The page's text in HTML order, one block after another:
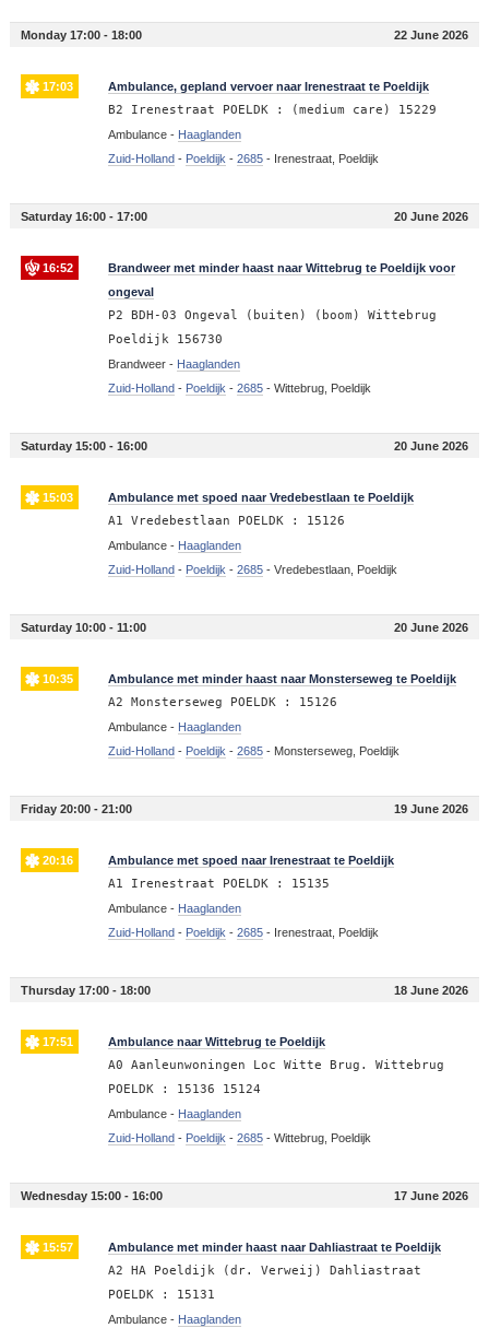
Monday 17:00 - 18:00 22 June 2026
17:03 Ambulance, gepland vervoer naar Irenestraat te Poeldijk
B2 Irenestraat POELDK : (medium care) 15229
Ambulance - Haaglanden
Zuid-Holland - Poeldijk- 2685- Irenestraat, Poeldijk
Saturday 16:00 - 17:00 20 June 2026
16:52
Brandweer met minder haast naar Wittebrug te Poeldijk voor
ongeval
P2 BDH-03 Ongeval (buiten) (boom) Wittebrug
Poeldijk 156730
Brandweer - Haaglanden
Zuid-Holland - Poeldijk- 2685- Wittebrug, Poeldijk
Saturday 15:00 - 16:00 20 June 2026
15:03 Ambulance met spoed naar Vredebestlaan te Poeldijk
A1 Vredebestlaan POELDK : 15126
Ambulance - Haaglanden
Zuid-Holland - Poeldijk- 2685- Vredebestlaan, Poeldijk
Saturday 10:00 - 11:00 20 June 2026
10:35 Ambulance met minder haast naar Monsterseweg te Poeldijk
A2 Monsterseweg POELDK : 15126
Ambulance - Haaglanden
Zuid-Holland - Poeldijk- 2685- Monsterseweg, Poeldijk
Friday 20:00 - 21:00 19 June 2026
20:16 Ambulance met spoed naar Irenestraat te Poeldijk
A1 Irenestraat POELDK : 15135
Ambulance - Haaglanden
Zuid-Holland - Poeldijk- 2685- Irenestraat, Poeldijk
Thursday 17:00 - 18:00 18 June 2026
17:51 Ambulance naar Wittebrug te Poeldijk
A0 Aanleunwoningen Loc Witte Brug. Wittebrug
POELDK : 15136 15124
Ambulance - Haaglanden
Zuid-Holland - Poeldijk- 2685- Wittebrug, Poeldijk
Wednesday 15:00 - 16:00 17 June 2026
15:57 Ambulance met minder haast naar Dahliastraat te Poeldijk
A2 HA Poeldijk (dr. Verweij) Dahliastraat
POELDK : 15131
Ambulance - Haaglanden